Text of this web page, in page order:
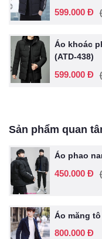
599.000 Đ
Áo khoác
(ATD-438)
599.000 Đ
Sản phẩm quan
Áo phao
450.000 Đ
Áo măng tô
800.000 Đ